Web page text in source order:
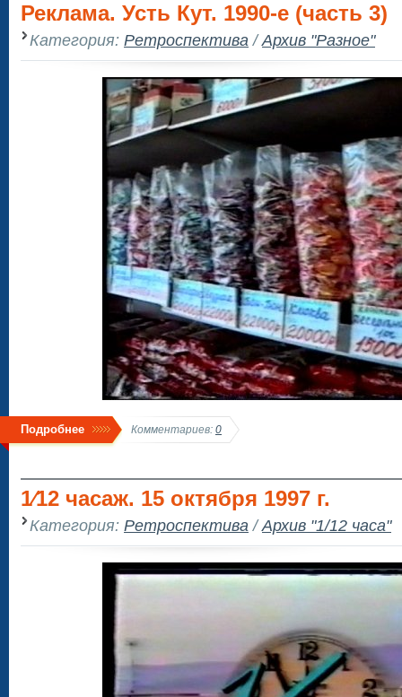
Реклама. Усть Кут. 1990-е (часть 3)
Категория: Ретроспектива /Архив "Разное"
Подробнее Комментариев: 0
1⁄12 часаж. 15 октября 1997 г.
Категория: Ретроспектива /Архив "1/12 часа"